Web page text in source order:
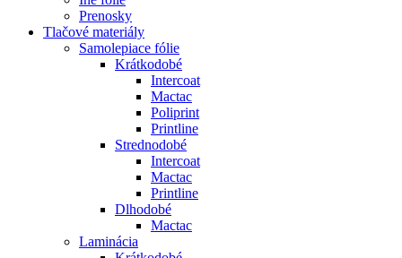
Prenosky
Tlačové materiály
Samolepiace fólie
Krátkodobé
Intercoat
Mactac
Poliprint
Printline
Strednodobé
Intercoat
Mactac
Printline
Dlhodobé
Mactac
Laminácia